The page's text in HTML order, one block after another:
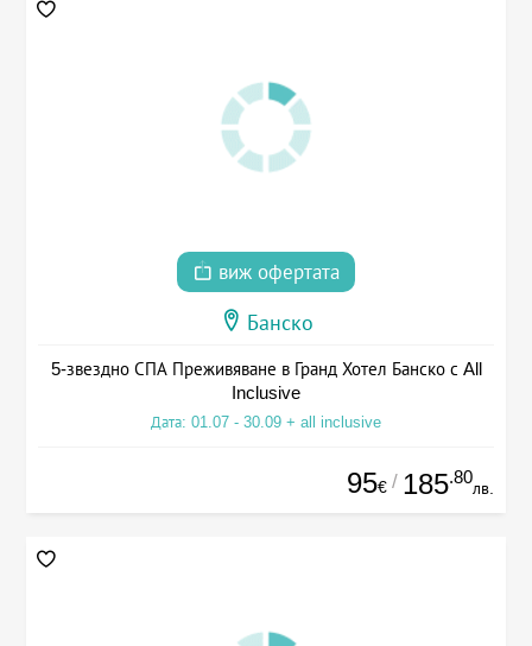
виж офертата
Банско
5-звездно СПА Преживяване в Гранд Хотел Банско с All
Inclusive
Дата: 01.07 - 30.09 + all inclusive
95€ / 185.80
лв.